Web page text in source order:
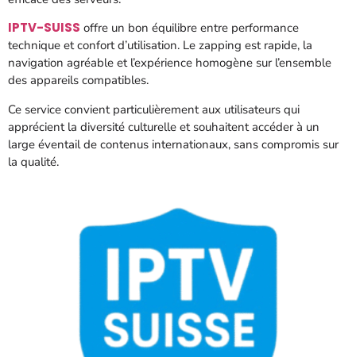
IPTV-SUISS offre un bon équilibre entre performance
technique et confort d’utilisation. Le zapping est rapide, la
navigation agréable et l’expérience homogène sur l’ensemble
des appareils compatibles.
Ce service convient particulièrement aux utilisateurs qui
apprécient la diversité culturelle et souhaitent accéder à un
large éventail de contenus internationaux, sans compromis sur
la qualité.